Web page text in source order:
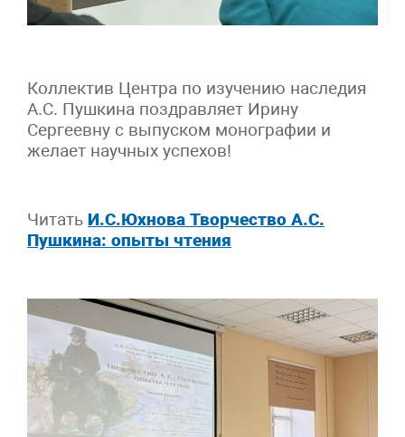
Коллектив Центра по изучению наследия
А.С. Пушкина поздравляет Ирину
Сергеевну с выпуском монографии и
желает научных успехов!
Читать И.С.Юхнова Творчество А.С.
Пушкина: опыты чтения